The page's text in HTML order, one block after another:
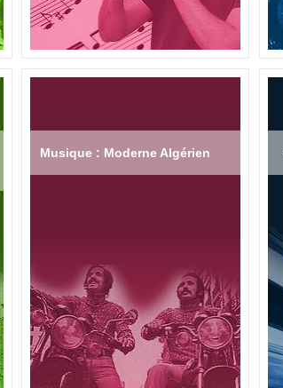
Musique : Moderne Algérien